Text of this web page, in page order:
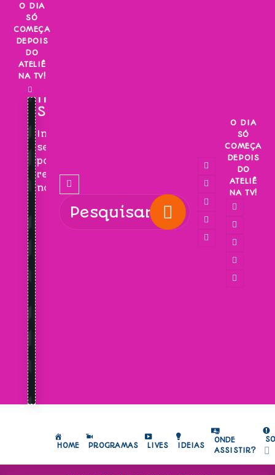
Skip
content
O DIA
SÓ
COMEÇA
DEPOIS
DO
ATELIÊ
NA TV!
INSCREVA-
SE!
Inscreva-
se
para
receber
novidades!
O DIA
SÓ
COMEÇA
DEPOIS
DO
ATELIÊ
NA TV!
HOME PROGRAMAS LIVES IDEIAS
ONDE
ASSISTIR?